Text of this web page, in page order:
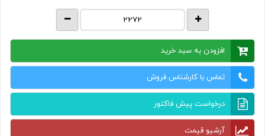
افزودن به سبد خرید
تماس با کارشناس فروش
درخواست پیش فاکتور
آرشیو قیمت